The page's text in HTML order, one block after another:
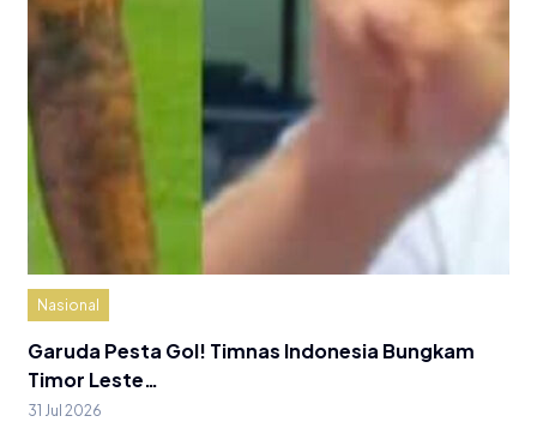
Nasional
Garuda Pesta Gol! Timnas Indonesia Bungkam
Timor Leste…
31 Jul 2026